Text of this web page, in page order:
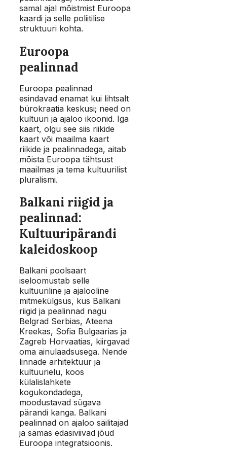
samal ajal mõistmist Euroopa
kaardi ja selle poliitilise
struktuuri kohta.
Euroopa
pealinnad
Euroopa pealinnad
esindavad enamat kui lihtsalt
bürokraatia keskusi; need on
kultuuri ja ajaloo ikoonid. Iga
kaart, olgu see siis riikide
kaart või maailma kaart
riikide ja pealinnadega, aitab
mõista Euroopa tähtsust
maailmas ja tema kultuurilist
pluralismi.
Balkani riigid ja
pealinnad:
Kultuuripärandi
kaleidoskoop
Balkani poolsaart
iseloomustab selle
kultuuriline ja ajalooline
mitmekülgsus, kus Balkani
riigid ja pealinnad nagu
Belgrad Serbias, Ateena
Kreekas, Sofia Bulgaarias ja
Zagreb Horvaatias, kiirgavad
oma ainulaadsusega. Nende
linnade arhitektuur ja
kultuurielu, koos
külalislahkete
kogukondadega,
moodustavad sügava
pärandi kanga. Balkani
pealinnad on ajaloo säilitajad
ja samas edasiviivad jõud
Euroopa integratsioonis.